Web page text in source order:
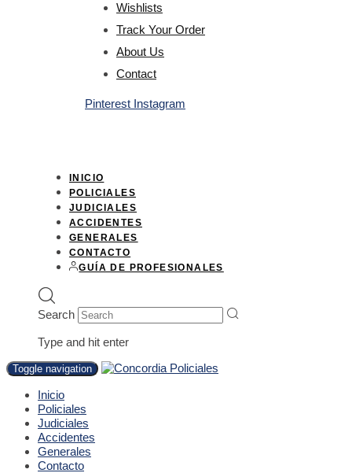
Wishlists
Track Your Order
About Us
Contact
Pinterest Instagram
INICIO
POLICIALES
JUDICIALES
ACCIDENTES
GENERALES
CONTACTO
GUÍA DE PROFESIONALES
Search
Type and hit enter
Toggle navigation
Inicio
Policiales
Judiciales
Accidentes
Generales
Contacto